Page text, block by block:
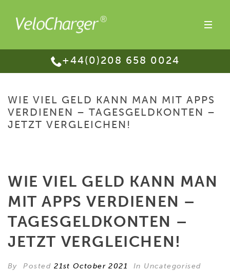
+44(0)208 658 0024
WIE VIEL GELD KANN MAN MIT APPS
VERDIENEN – TAGESGELDKONTEN –
JETZT VERGLEICHEN!
WIE VIEL GELD KANN MAN
MIT APPS VERDIENEN –
TAGESGELDKONTEN –
JETZT VERGLEICHEN!
By Posted21st October 2021 In Uncategorised